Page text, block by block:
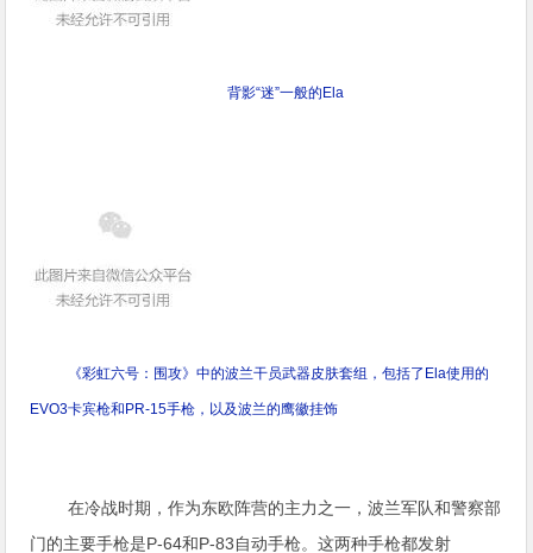
背影“迷”一般的Ela
《彩虹六号：围攻》中的波兰干员武器皮肤套组，包括了Ela使用的
EVO3卡宾枪和PR-15手枪，以及波兰的鹰徽挂饰
在冷战时期，作为东欧阵营的主力之一，波兰军队和警察部
门的主要手枪是P-64和P-83自动手枪。这两种手枪都发射